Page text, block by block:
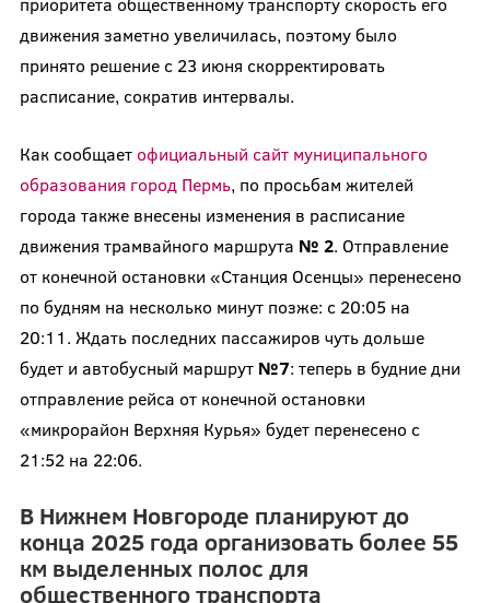
движения заметно увеличилась, поэтому было
принято решение с 23 июня скорректировать
расписание, сократив интервалы.
Как сообщает официальный сайт муниципального
образования город Пермь, по просьбам жителей
города также внесены изменения в расписание
движения трамвайного маршрута № 2. Отправление
от конечной остановки «Станция Осенцы» перенесено
по будням на несколько минут позже: с 20:05 на
20:11. Ждать последних пассажиров чуть дольше
будет и автобусный маршрут №7: теперь в будние дни
отправление рейса от конечной остановки
«микрорайон Верхняя Курья» будет перенесено с
21:52 на 22:06.
В Нижнем Новгороде планируют до
конца 2025 года организовать более 55
км выделенных полос для
общественного транспорта